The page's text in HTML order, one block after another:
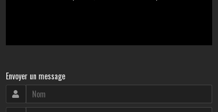
Envoyer un message